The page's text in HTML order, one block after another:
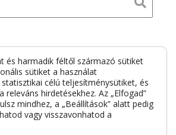
testközelből – A
tanulói újra bizonyítottak
és harmadik féltől származó sütiket
sütiket a használat
célú teljesítménysütiket, és
releváns hirdetésekhez. Az „Elfogad”
mindhez, a „Beállítások” alatt pedig
vagy visszavonhatod a